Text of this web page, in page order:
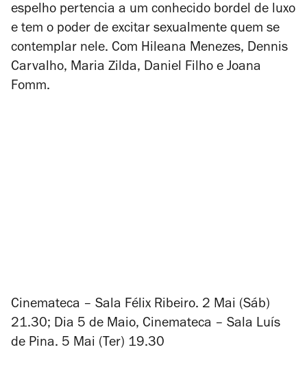
espelho pertencia a um conhecido bordel de luxo
e tem o poder de excitar sexualmente quem se
contemplar nele. Com Hileana Menezes, Dennis
Carvalho, Maria Zilda, Daniel Filho e Joana
Fomm.
Cinemateca – Sala Félix Ribeiro. 2 Mai (Sáb)
21.30; Dia 5 de Maio, Cinemateca – Sala Luís
de Pina. 5 Mai (Ter) 19.30